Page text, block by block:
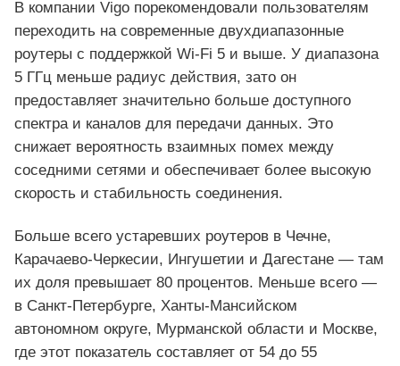
В компании Vigo порекомендовали пользователям
переходить на современные двухдиапазонные
роутеры с поддержкой Wi‑Fi 5 и выше. У диапазона
5 ГГц меньше радиус действия, зато он
предоставляет значительно больше доступного
спектра и каналов для передачи данных. Это
снижает вероятность взаимных помех между
соседними сетями и обеспечивает более высокую
скорость и стабильность соединения.
Больше всего устаревших роутеров в Чечне,
Карачаево‑Черкесии, Ингушетии и Дагестане — там
их доля превышает 80 процентов. Меньше всего —
в Санкт‑Петербурге, Ханты‑Мансийском
автономном округе, Мурманской области и Москве,
где этот показатель составляет от 54 до 55